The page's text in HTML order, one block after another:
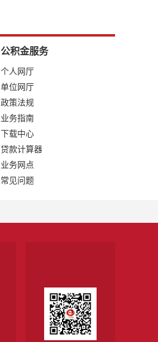
公积金服务
个人网厅
单位网厅
政策法规
业务指南
下载中心
贷款计算器
业务网点
常见问题